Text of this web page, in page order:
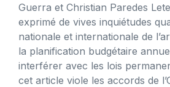
Guerra et Christian Paredes
exprimé de vives inquiétudes
nationale et internationale de
la planification budgétaire
interférer avec les lois
cet article viole les accords de